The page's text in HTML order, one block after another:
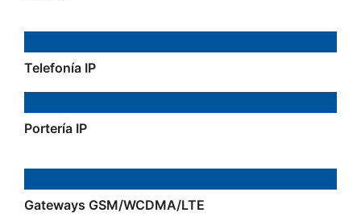
Telefonía IP
Portería IP
Gateways GSM/WCDMA/LTE